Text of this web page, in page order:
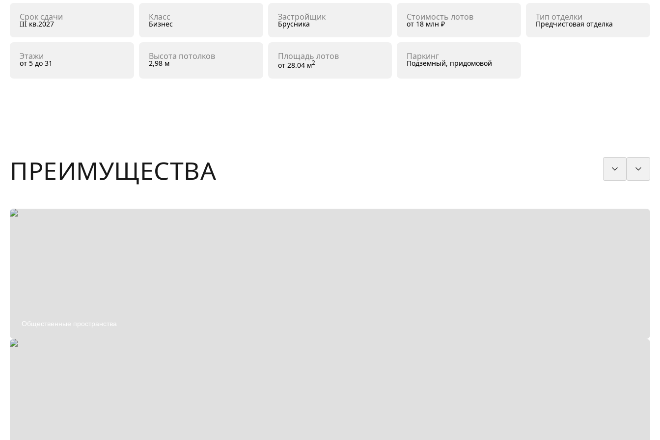
Срок сдачи
III кв.2027
Класс
Бизнес
Застройщик
Брусника
Стоимость лотов
от 18 млн ₽
Тип отделки
Предчистовая отделка
Этажи
от 5 до 31
Высота потолков
2,98 м
Площадь лотов
от 28.04 м2
Паркинг
Подземный, придомовой
ПРЕИМУЩЕСТВА
Общественные пространства